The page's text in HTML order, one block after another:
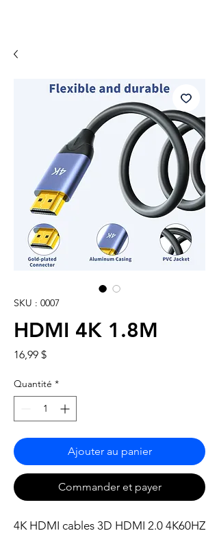
SKU : 0007
HDMI 4K 1.8M
16,99 $Prix
Quantité *
Ajouter au panier
Commander et payer
4K HDMI cables 3D HDMI 2.0 4K60HZ